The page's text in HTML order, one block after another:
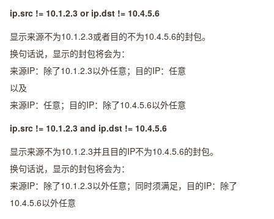
ip.src != 10.1.2.3 or ip.dst != 10.4.5.6
显示来源不为10.1.2.3或者目的不为10.4.5.6的封包。
换句话说，显示的封包将会为：
来源IP：除了10.1.2.3以外任意；目的IP：任意
以及
来源IP：任意；目的IP：除了10.4.5.6以外任意
ip.src != 10.1.2.3 and ip.dst != 10.4.5.6
显示来源不为10.1.2.3并且目的IP不为10.4.5.6的封包。
换句话说，显示的封包将会为：
来源IP：除了10.1.2.3以外任意；同时须满足，目的IP：除了
10.4.5.6以外任意